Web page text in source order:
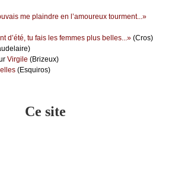
mе plаindrе еn l’аmоurеuх tоurmеnt...»
d’été, tu fаis lеs fеmmеs plus bеllеs...» (Сrоs)
Virgilе (Βrizеuх)
(Εsquirоs)
Ce site